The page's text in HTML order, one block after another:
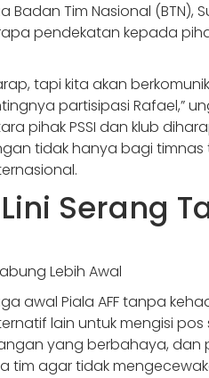
Badan Tim Nasional
pendekatan kepada
tapi kita akan
partisipasi Rafael,”
pihak PSSI dan klub
tidak hanya bagi
Serang
awal Piala AFF tanpa
lain untuk mengisi pos
yang berbahaya,
tim agar tidak